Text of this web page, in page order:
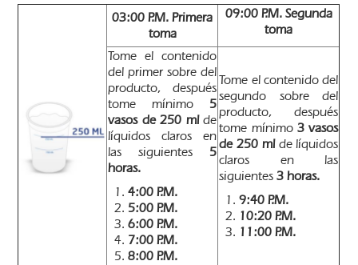
03:00 P.M. Primera
toma
09:00 P.M. Segunda
toma
Tome el contenido
del primer sobre del
producto, después
tome mínimo 5
vasos de 250 mlde
líquidos claros en
las siguientes 5
horas.
4:00 P.M.
5:00 P.M.
6:00 P.M.
7:00 P.M.
8:00 P.M.
Tome el contenido del
segundo sobre del
producto, después
tome mínimo3 vasos
de 250 ml de líquidos
claros en las
siguientes3horas.
9:40 P.M.
10:20 P.M.
11:00 P.M.